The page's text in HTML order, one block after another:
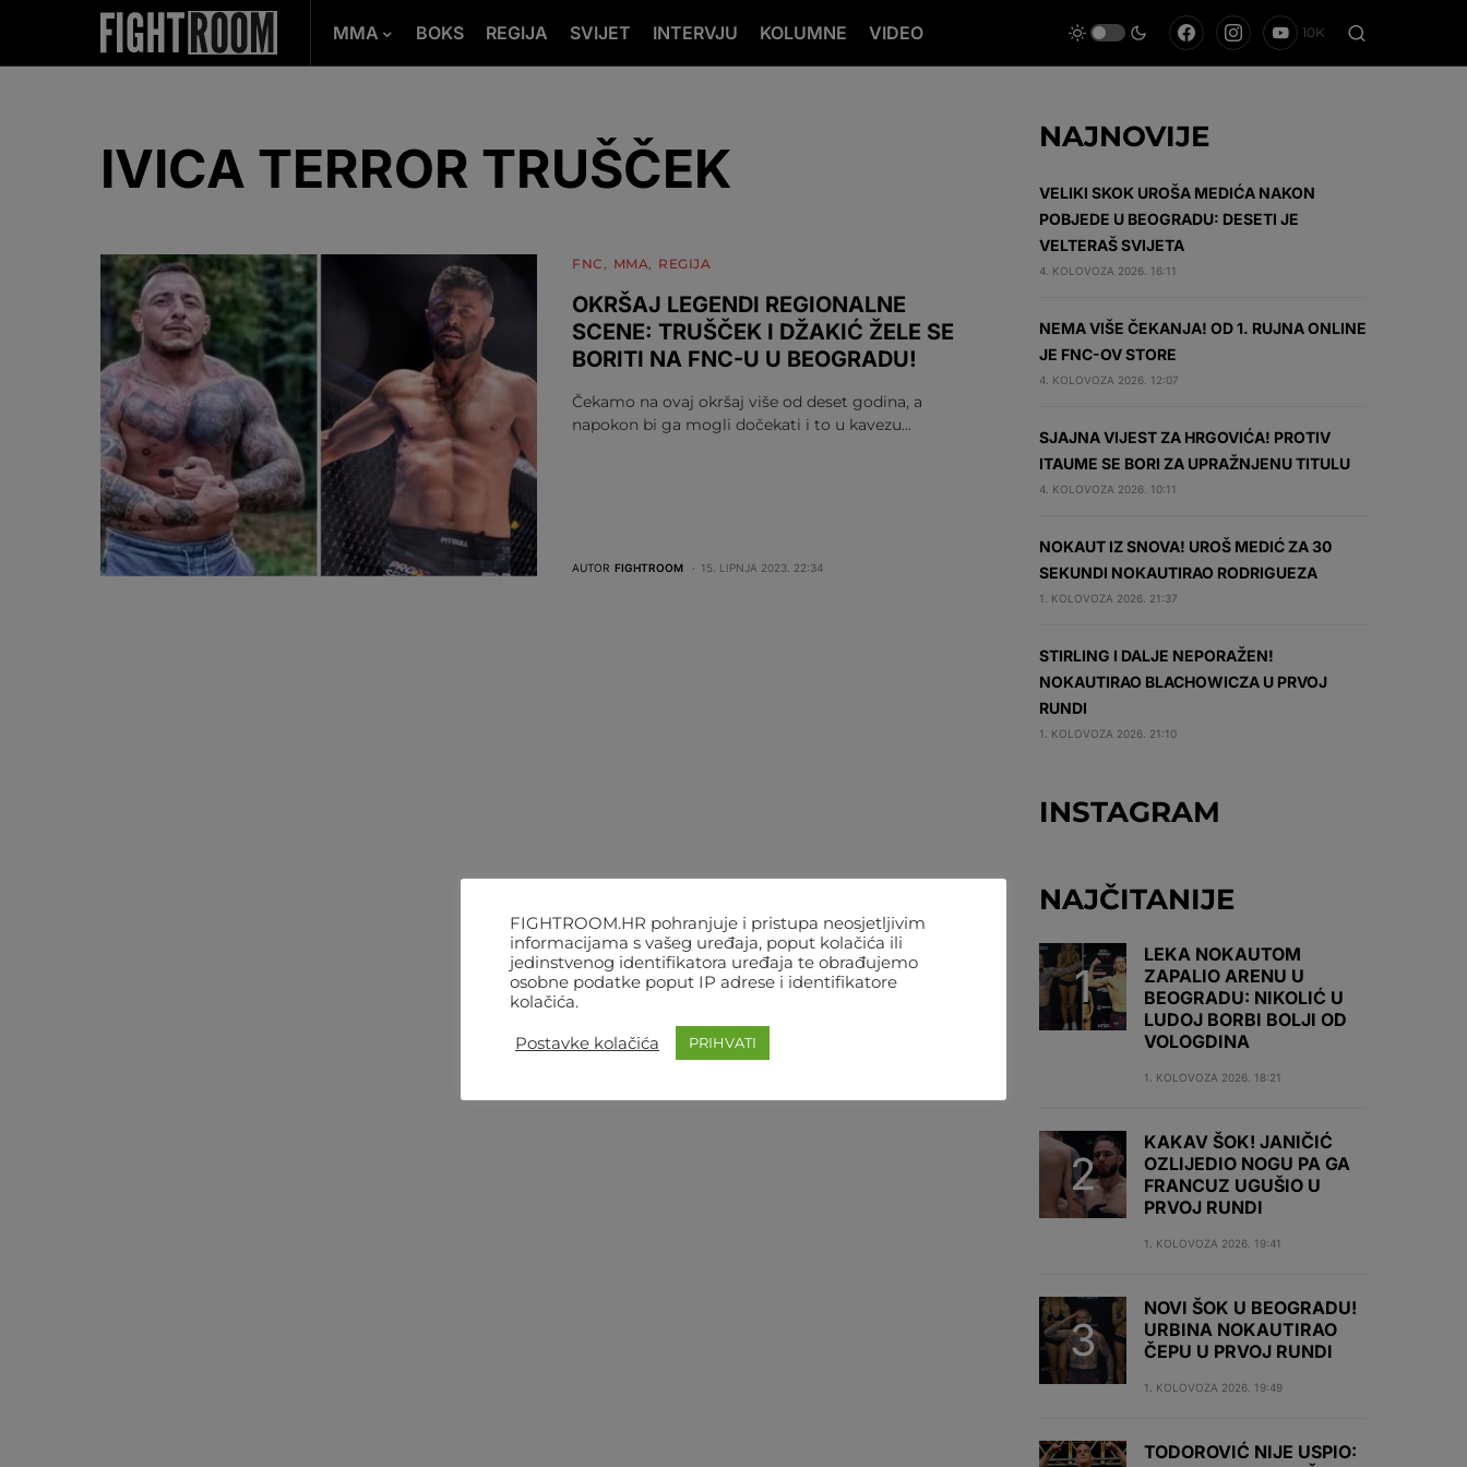
MMA BOKS REGIJA SVIJET INTERVJU KOLUMNE VIDEO 10K
IVICA TERROR TRUŠČEK
FNC MMA REGIJA
OKRŠAJ LEGENDI REGIONALNE
SCENE: TRUŠČEK I DŽAKIĆ ŽELE SE
BORITI NA FNC-U U BEOGRADU!
Čekamo na ovaj okršaj više od deset godina, a
napokon bi ga mogli dočekati i to u kavezu…
AUTOR FIGHTROOM 15. LIPNJA 2023. 22:34
NAJNOVIJE
VELIKI SKOK UROŠA MEDIĆA NAKON
POBJEDE U BEOGRADU: DESETI JE
VELTERAŠ SVIJETA
4. KOLOVOZA 2026. 16:11
NEMA VIŠE ČEKANJA! OD 1. RUJNA ONLINE
JE FNC-OV STORE
4. KOLOVOZA 2026. 12:07
SJAJNA VIJEST ZA HRGOVIĆA! PROTIV
ITAUME SE BORI ZA UPRAŽNJENU TITULU
4. KOLOVOZA 2026. 10:11
NOKAUT IZ SNOVA! UROŠ MEDIĆ ZA 30
SEKUNDI NOKAUTIRAO RODRIGUEZA
1. KOLOVOZA 2026. 21:37
STIRLING I DALJE NEPORAŽEN!
NOKAUTIRAO BLACHOWICZA U PRVOJ
RUNDI
1. KOLOVOZA 2026. 21:10
INSTAGRAM
NAJČITANIJE
LEKA NOKAUTOM
ZAPALIO ARENU U
BEOGRADU: NIKOLIĆ U
LUDOJ BORBI BOLJI OD
VOLOGDINA
1. KOLOVOZA 2026. 18:21
KAKAV ŠOK! JANIČIĆ
OZLIJEDIO NOGU PA GA
FRANCUZ UGUŠIO U
PRVOJ RUNDI
1. KOLOVOZA 2026. 19:41
NOVI ŠOK U BEOGRADU!
URBINA NOKAUTIRAO
ČEPU U PRVOJ RUNDI
1. KOLOVOZA 2026. 19:49
TODOROVIĆ NIJE USPIO:
FIGHTROOM.HR pohranjuje i pristupa neosjetljivim
informacijama s vašeg uređaja, poput kolačića ili
jedinstvenog identifikatora uređaja te obrađujemo
osobne podatke poput IP adrese i identifikatore
kolačića.
Postavke kolačića PRIHVATI